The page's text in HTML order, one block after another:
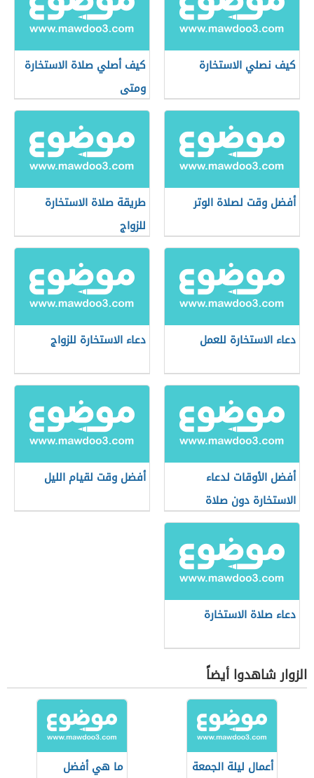
كيف نصلي الاستخارة
كيف أصلي صلاة الاستخارة
ومتى
أفضل وقت لصلاة الوتر
طريقة صلاة الاستخارة
للزواج
دعاء الاستخارة للعمل دعاء الاستخارة للزواج
أفضل الأوقات لدعاء
الاستخارة دون صلاة
أفضل وقت لقيام الليل
دعاء صلاة الاستخارة
الزوار شاهدوا أيضاً
أعمال ليلة الجمعة
ما هي أفضل